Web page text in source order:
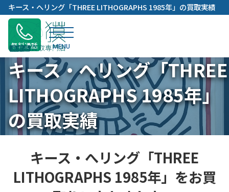
内
容
キ
ッ
プ
キース・へリング「THREE LITHOGRAPHS 1985年」の買取実績
無料通話
キース・へリング「THREE
LITHOGRAPHS 1985年」
の買取実績
キース・へリング「THREE
LITHOGRAPHS 1985年」をお買